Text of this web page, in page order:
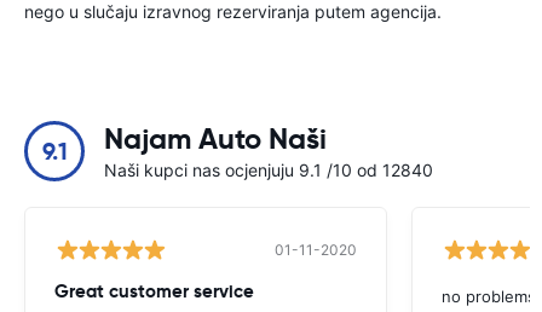
nego u slučaju izravnog rezerviranja putem agencija.
9.1 Najam Auto Naši
Naši kupci nas ocjenjuju 9.1 /10 od 12840
01-11-2020
Great customer service no